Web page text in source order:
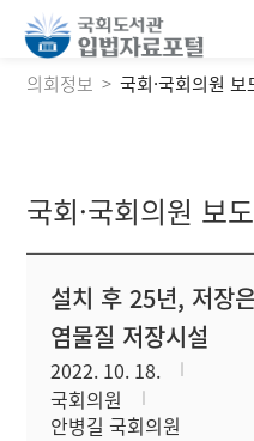
의회정보 국회·국회의원 보
국회·국회의원 보
설치 후 25년, 저장
염물질 저장시설
2022. 10. 18.
국회의원
안병길 국회의원